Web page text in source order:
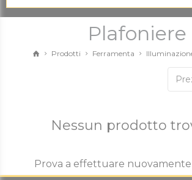
Plafoniere
Prodotti Ferramenta
Nessun prodotto
Prova a effettuare nuovamente